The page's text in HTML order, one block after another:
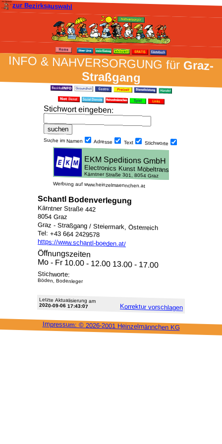
zur Bezirksauswahl
INFO & NAH­VER­SORG­UNG fürGraz-
Straßgang
Stich­wort ein­geben:
Suche im Namen Adresse Text Stich­worte
Werbung auf www.heinzelmaennchen.at
Schantl Bodenverlegung
Kärntner Straße 442
8054 Graz
Graz - Straßgang / Steiermark, Österreich
Tel: +43 664 2429578
https://www.schantl-boeden.at/
Öffnungszeiten
Mo - Fr 10.00 - 12.00 13.00 - 17.00
Stichworte:
Böden, Bodenleger
Letzte Aktu­alisie­rung am
2020-09-06 17:43:07 Korrektur vor­schlagen
Impressum: © 2026-2001 Heinzel­männchen KG